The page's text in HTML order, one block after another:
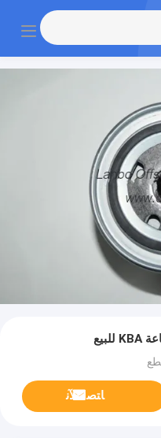
ﺎﺘﺼﻟ ﺍﻶﻧ